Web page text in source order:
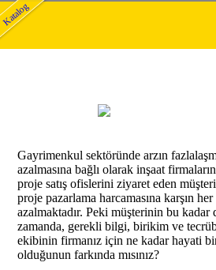
Gayrimenkul sektöründe arzın
azalmasına bağlı olarak inşaat
proje satış ofislerini ziyaret eden
proje pazarlama harcamasına karşın
azalmaktadır. Peki müşterinin bu
zamanda, gerekli bilgi, birikim ve
ekibinin firmanız için ne kadar hayati
olduğunun farkında mısınız?
Katalog